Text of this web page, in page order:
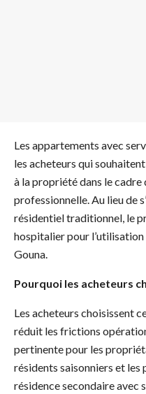
Les appartements avec
les acheteurs qui
à la propriété dans le cadre
professionnelle. Au lieu de
résidentiel traditionnel, le
hospitalier pour l’utilisation
Gouna.
Pourquoi les acheteurs
Les acheteurs choisissent
réduit les frictions
pertinente pour les
résidents saisonniers et les
résidence secondaire avec